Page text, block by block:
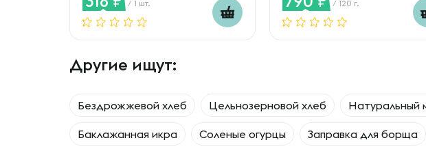
/ 1 шт. / 120 г.
Другие ищут:
Бездрожжевой хлеб Цельнозерновой хлеб Натуральный
Баклажанная икра Соленые огурцы Заправка для борща